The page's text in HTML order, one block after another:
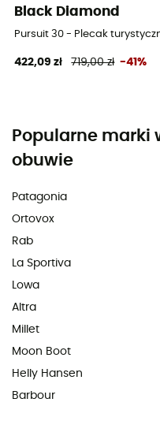
Black Diamond
Pursuit 30 - Plecak
422,09 zł 719,00 zł -41%
Popularne marki
obuwie
Patagonia
Ortovox
Rab
La Sportiva
Lowa
Altra
Millet
Moon Boot
Helly Hansen
Barbour